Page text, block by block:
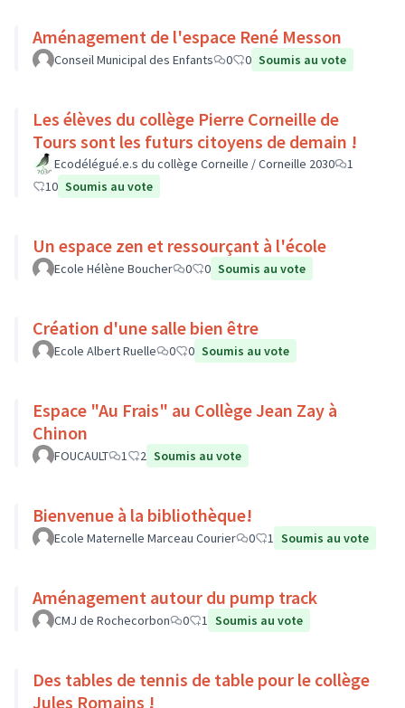
Aménagement de l'espace René Messon
Conseil Municipal des Enfants 0 0 Soumis au vote
Les élèves du collège Pierre Corneille de
Tours sont les futurs citoyens de demain !
Ecodélégué.e.s du collège Corneille / Corneille 2030
1
10 Soumis au vote
Un espace zen et ressourçant à l'école
Ecole Hélène Boucher 0 0 Soumis au vote
Création d'une salle bien être
Ecole Albert Ruelle 0 0 Soumis au vote
Espace "Au Frais" au Collège Jean Zay à
Chinon
FOUCAULT 1 2 Soumis au vote
Bienvenue à la bibliothèque!
Ecole Maternelle Marceau Courier 0 1 Soumis au vote
Aménagement autour du pump track
CMJ de Rochecorbon 0 1 Soumis au vote
Des tables de tennis de table pour le collège
Jules Romains !